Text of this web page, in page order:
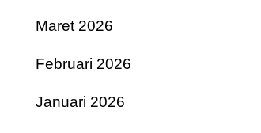
Maret 2026
Februari 2026
Januari 2026